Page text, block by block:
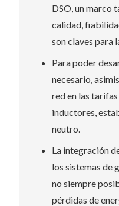
DSO, un marco
calidad,
son claves para
Para poder
necesario,
red en las
inductores,
neutro.
La integración
los sistemas de
no siempre
pérdidas de